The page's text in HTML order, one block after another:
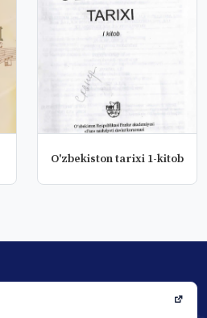
O'zbekiston tarixi 1-kitob